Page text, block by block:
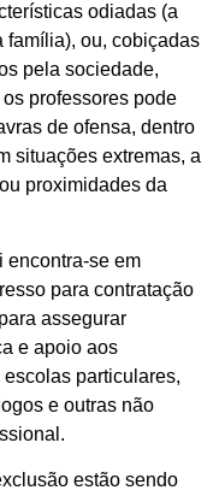
odiadas (a
família), ou, cobiçadas
pela sociedade,
professores pode
de ofensa, dentro
situações extremas, a
proximidades da
encontra-se em
para contratação
assegurar
e apoio aos
particulares,
e outras não
estão sendo